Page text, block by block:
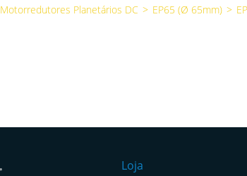
Motorredutores Planetários DC > EP65 (Ø 65mm) >
Loja